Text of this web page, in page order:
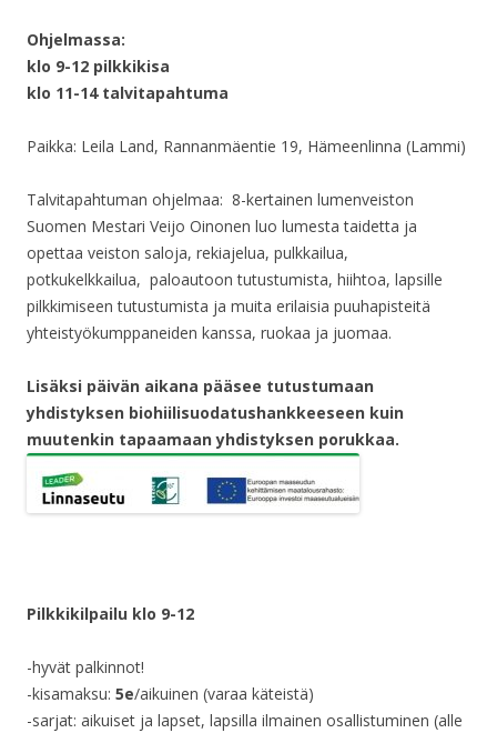
Ohjelmassa:
klo 9-12 pilkkikisa
klo 11-14 talvitapahtuma
Paikka: Leila Land, Rannanmäentie 19, Hämeenlinna (Lammi)
Talvitapahtuman ohjelmaa: 8-kertainen lumenveiston
Suomen Mestari Veijo Oinonen luo lumesta taidetta ja
opettaa veiston saloja, rekiajelua, pulkkailua,
potkukelkkailua, paloautoon tutustumista, hiihtoa, lapsille
pilkkimiseen tutustumista ja muita erilaisia puuhapisteitä
yhteistyökumppaneiden kanssa, ruokaa ja juomaa.
Lisäksi päivän aikana pääsee tutustumaan
yhdistyksen biohiilisuodatushankkeeseen kuin
muutenkin tapaamaan yhdistyksen porukkaa.
Pilkkikilpailu klo 9-12
-hyvät palkinnot!
-kisamaksu: 5e/aikuinen (varaa käteistä)
-sarjat: aikuiset ja lapset, lapsilla ilmainen osallistuminen (alle